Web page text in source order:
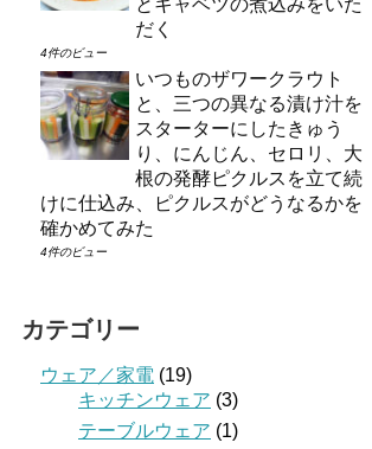
とキャベツの煮込みをいた
だく
4件のビュー
いつものザワークラウト
と、三つの異なる漬け汁を
スターターにしたきゅう
り、にんじん、セロリ、大
根の発酵ピクルスを立て続
けに仕込み、ピクルスがどうなるかを
確かめてみた
4件のビュー
カテゴリー
ウェア／家電 (19)
キッチンウェア (3)
テーブルウェア (1)